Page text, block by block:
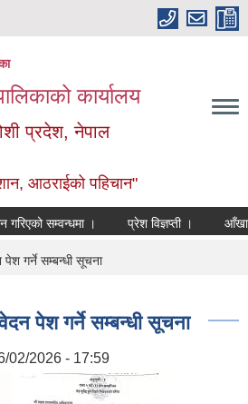
कार्यालय
प्रदेश, नेपाल
आठराईको पहिचान"
सम्वन्धमा । प्रेश विज्ञप्ती । आँखा
पेश गर्ने सम्बन्धी सूचना
पेश गर्ने सम्बन्धी सूचना
02/2026 - 17:59